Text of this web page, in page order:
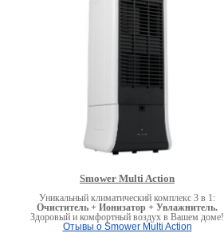
Smower Multi Action
Уникальный климатический комплекс 3 в 1:
Очиститель + Ионизатор + Увлажнитель.
Здоровый и комфортный воздух в Вашем доме!
Отывы о Smower Multi Action